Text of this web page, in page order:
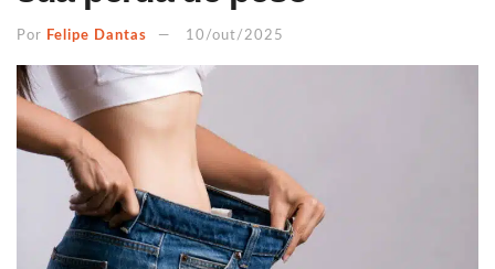
Por Felipe Dantas 10/out/2025